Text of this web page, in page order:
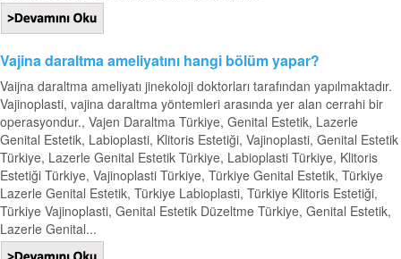
Vajina daraltma ameliyatını hangi bölüm yapar?
Vaijna daraltma ameliyatı jinekoloji doktorları tarafından yapılmaktadır.
Vajinoplasti, vajina daraltma yöntemleri arasında yer alan cerrahi bir
operasyondur., Vajen Daraltma Türkiye, Genital Estetik, Lazerle
Genital Estetik, Labioplasti, Klitoris Estetiği, Vajinoplasti, Genital Estetik
Türkiye, Lazerle Genital Estetik Türkiye, Labioplasti Türkiye, Klitoris
Estetiği Türkiye, Vajinoplasti Türkiye, Türkiye Genital Estetik, Türkiye
Lazerle Genital Estetik, Türkiye Labioplasti, Türkiye Klitoris Estetiği,
Türkiye Vajinoplasti, Genital Estetik Düzeltme Türkiye, Genital Estetik,
Lazerle Genital...